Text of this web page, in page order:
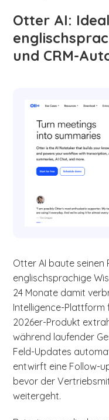
Otter AI:
und CRM-
Otter AI baute
englischsprachige
24 Monate damit
Intelligence-Plattform
2026er-Produkt
während laufender
Feld-Updates
entwirft eine Follow-
bevor der
weitergeht.